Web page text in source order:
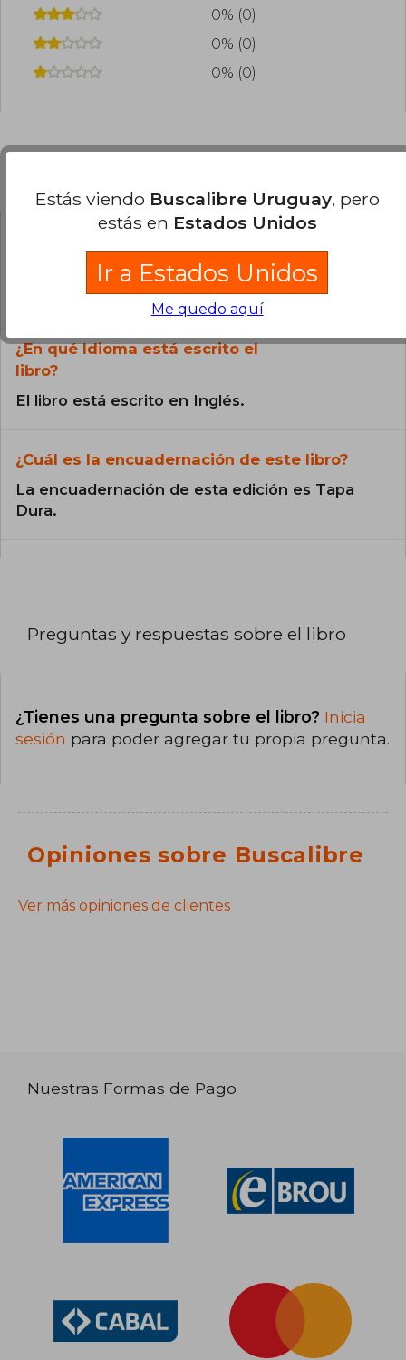
0% (0)
0% (0)
0% (0)
¿El libro es original?
Todos los libros de nuestro
catálogo son Originales.
¿En qué Idioma está escrito el
libro?
El libro está escrito en Inglés.
¿Cuál es la encuadernación de este libro?
La encuadernación de esta edición es Tapa
Dura.
Preguntas y respuestas sobre el libro
¿Tienes una pregunta sobre el libro? Inicia
sesión para poder agregar tu propia pregunta.
Opiniones sobre Buscalibre
Ver más opiniones de clientes
Nuestras Formas de Pago
Estás viendo Buscalibre Uruguay, pero
estás en Estados Unidos
Ir a Estados Unidos
Me quedo aquí